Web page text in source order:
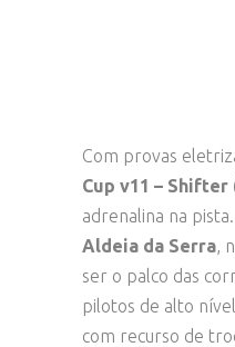
Com provas
Cup v11 – Shifter
adrenalina na
Aldeia da Serra ,
ser o palco das
pilotos de alto
com recurso de